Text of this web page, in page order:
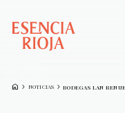
HOME CHEVRON_FORWARD NOTICIAS CHEVRON_FORWARD